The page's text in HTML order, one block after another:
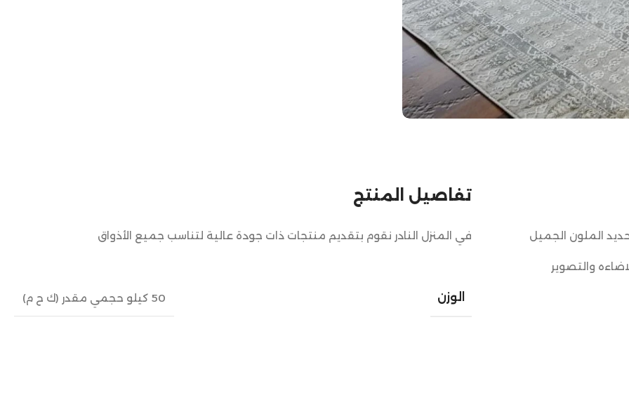
تفاصيل المنتج
في المنزل النادر نقوم بتقديم منتجات ذات جودة عالية لتناسب جميع الأذواق
الوزن 50 كيلو حجمي مقدر (ك ح م)
الملون الجميل
والتصوير